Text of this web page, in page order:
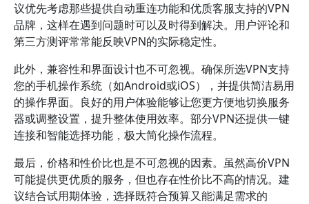
议优先考虑那些提供自动重连功能和优质客服支持的VPN
品牌，这样在遇到问题时可以及时得到解决。用户评论和
第三方测评常常能反映VPN的实际稳定性。
此外，兼容性和界面设计也不可忽视。确保所选VPN支持
您的手机操作系统（如Android或iOS），并提供简洁易用
的操作界面。良好的用户体验能够让您更方便地切换服务
器或调整设置，提升整体使用效率。部分VPN还提供一键
连接和智能选择功能，极大简化操作流程。
最后，价格和性价比也是不可忽视的因素。虽然高价VPN
可能提供更优质的服务，但也存在性价比不高的情况。建
议结合试用期体验，选择既符合预算又能满足需求的